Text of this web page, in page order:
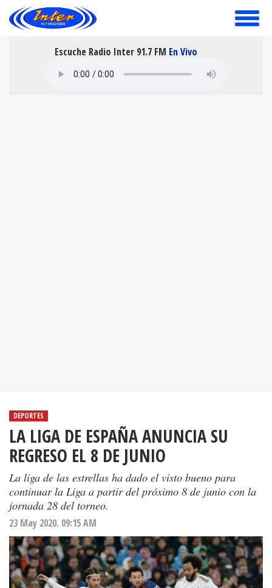
toggle
Escuche Radio Inter 91.7 FM En Vivo
DEPORTES
LA LIGA DE ESPAÑA ANUNCIA SU
REGRESO EL 8 DE JUNIO
La liga de las estrellas ha dado el visto bueno para
continuar la Liga a partir del próximo 8 de junio con la
jornada 28 del torneo.
23 May 2020. 09:15 AM